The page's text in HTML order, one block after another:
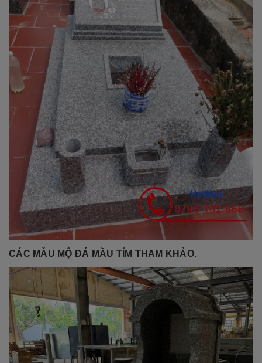
CÁC MẪU MỘ ĐÁ MẦU TÍM THAM KHẢO.